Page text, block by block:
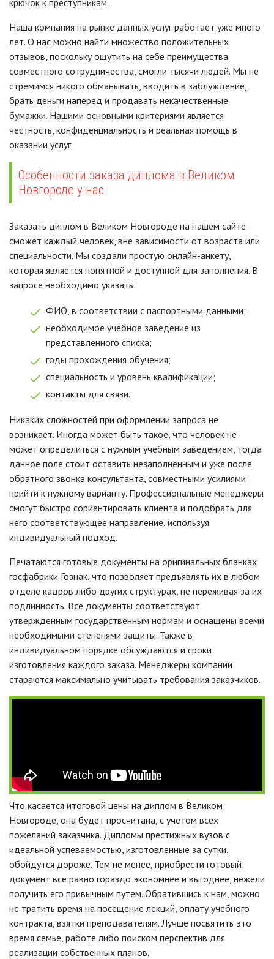
крючок к преступникам.
Наша компания на рынке данных услуг работает уже много
лет. О нас можно найти множество положительных
отзывов, поскольку ощутить на себе преимущества
совместного сотрудничества, смогли тысячи людей. Мы не
стремимся никого обманывать, вводить в заблуждение,
брать деньги наперед и продавать некачественные
бумажки. Нашими основными критериями является
честность, конфиденциальность и реальная помощь в
оказании услуг.
Особенности заказа диплома в Великом
Новгороде у нас
Заказать диплом в Великом Новгороде на нашем сайте
сможет каждый человек, вне зависимости от возраста или
специальности. Мы создали простую онлайн-анкету,
которая является понятной и доступной для заполнения. В
запросе необходимо указать:
ФИО, в соответствии с паспортными данными;
необходимое учебное заведение из
представленного списка;
годы прохождения обучения;
специальность и уровень квалификации;
контакты для связи.
Никаких сложностей при оформлении запроса не
возникает. Иногда может быть такое, что человек не
может определиться с нужным учебным заведением, тогда
данное поле стоит оставить незаполненным и уже после
обратного звонка консультанта, совместными усилиями
прийти к нужному варианту. Профессиональные менеджеры
смогут быстро сориентировать клиента и подобрать для
него соответствующее направление, используя
индивидуальный подход.
Печатаются готовые документы на оригинальных бланках
госфабрики Гознак, что позволяет предъявлять их в любом
отделе кадров либо других структурах, не переживая за их
подлинность. Все документы соответствуют
утвержденным государственным нормам и оснащены всеми
необходимыми степенями защиты. Также в
индивидуальном порядке обсуждаются и сроки
изготовления каждого заказа. Менеджеры компании
стараются максимально учитывать требования заказчиков.
Что касается итоговой цены на диплом в Великом
Новгороде, она будет просчитана, с учетом всех
пожеланий заказчика. Дипломы престижных вузов с
идеальной успеваемостью, изготовленные за сутки,
обойдутся дороже. Тем не менее, приобрести готовый
документ все равно гораздо экономнее и выгоднее, нежели
получить его привычным путем. Обратившись к нам, можно
не тратить время на посещение лекций, оплату учебного
контракта, взятки преподавателям. Лучше посвятить это
время семье, работе либо поиском перспектив для
реализации собственных планов.